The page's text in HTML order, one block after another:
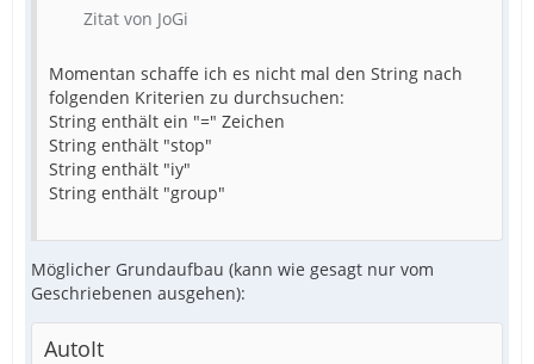
Zitat von JoGi
Momentan schaffe ich es nicht mal den String nach
folgenden Kriterien zu durchsuchen:
String enthält ein "=" Zeichen
String enthält "stop"
String enthält "iy"
String enthält "group"
Möglicher Grundaufbau (kann wie gesagt nur vom
Geschriebenen ausgehen):
AutoIt